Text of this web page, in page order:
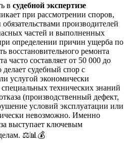
в судебной экспертизе
при рассмотрении споров,
производителей
частей и выполненных
определении причин ущерба по
ремонта
часто составляет от 50 000 до
делает судебный спор с
услугой экономически
технических знаний
(производственный дефект,
условий эксплуатации или
невозможно. Именно
выступает ключевым
⚖️📊💰